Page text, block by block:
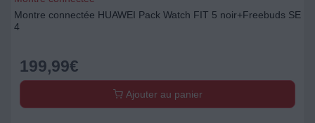
Montre connectée HUAWEI Pack Watch FIT 5 noir+Freebuds SE
4
199,99€
Ajouter au panier